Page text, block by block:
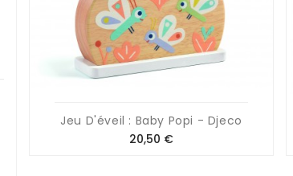
Jeu D'éveil : Baby Popi - Djeco
20,50 €Prix